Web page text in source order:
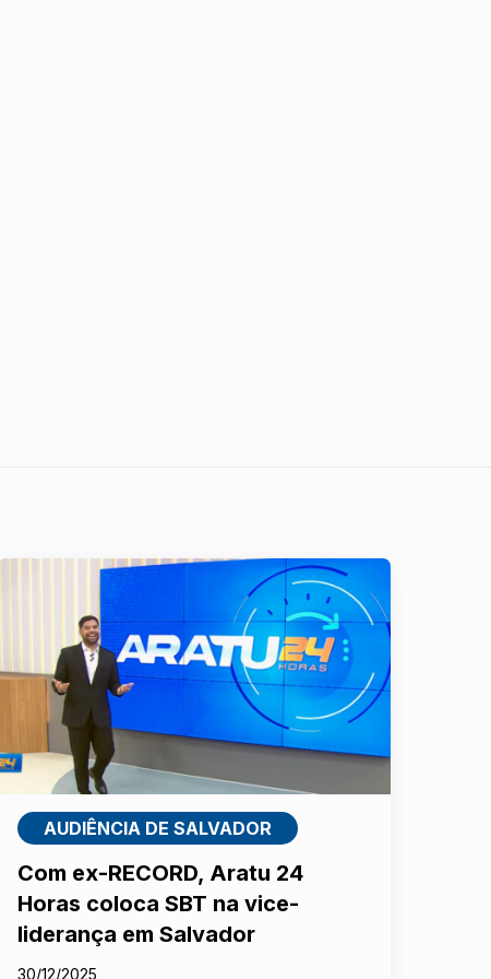
AUDIÊNCIA DE SALVADOR
Com ex-RECORD, Aratu 24
Horas coloca SBT na vice-
liderança em Salvador
30/12/2025